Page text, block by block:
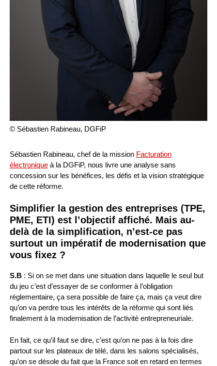
© Sébastien Rabineau, DGFiP
Sébastien Rabineau, chef de la mission Facturation
électronique à la DGFiP, nous livre une analyse sans
concession sur les bénéfices, les défis et la vision stratégique
de cette réforme.
Simplifier la gestion des entreprises (TPE,
PME, ETI) est l’objectif affiché. Mais au-
delà de la simplification, n’est-ce pas
surtout un impératif de modernisation que
vous fixez ?
S.B : Si on se met dans une situation dans laquelle le seul but
du jeu c’est d’essayer de se conformer à l’obligation
réglementaire, ça sera possible de faire ça, mais ça veut dire
qu’on va perdre tous les intérêts de la réforme qui sont liés
finalement à la modernisation de l’activité entrepreneuriale.
En fait, ce qu’il faut se dire, c’est qu’on ne pas à la fois dire
partout sur les plateaux de télé, dans les salons spécialisés,
qu’on se désole du fait que la France soit en retard en termes